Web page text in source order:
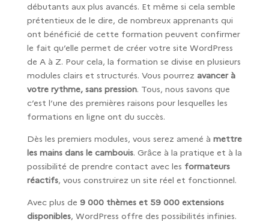
débutants aux plus avancés. Et même si cela semble
prétentieux de le dire, de nombreux apprenants qui
ont bénéficié de cette formation peuvent confirmer
le fait qu’elle permet de créer votre site WordPress
de A à Z. Pour cela, la formation se divise en plusieurs
modules clairs et structurés. Vous pourrez avancer à
votre rythme, sans pression. Tous, nous savons que
c’est l’une des premières raisons pour lesquelles les
formations en ligne ont du succès.
Dès les premiers modules, vous serez amené à mettre
les mains dans le cambouis. Grâce à la pratique et à la
possibilité de prendre contact avec les formateurs
réactifs, vous construirez un site réel et fonctionnel.
Avec plus de 9 000 thèmes et 59 000 extensions
disponibles, WordPress offre des possibilités infinies.